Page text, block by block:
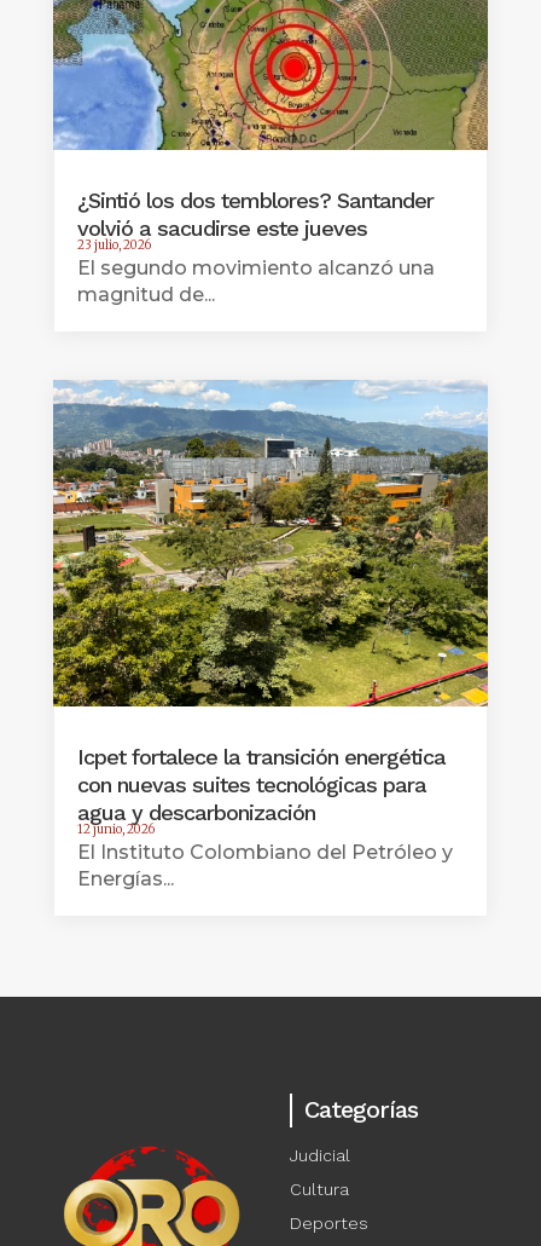
¿Sintió los dos temblores? Santander
volvió a sacudirse este jueves
23 julio, 2026
El segundo movimiento alcanzó una
magnitud de...
Icpet fortalece la transición energética
con nuevas suites tecnológicas para
agua y descarbonización
12 junio, 2026
El Instituto Colombiano del Petróleo y
Energías...
Categorías
Judicial
Cultura
Deportes